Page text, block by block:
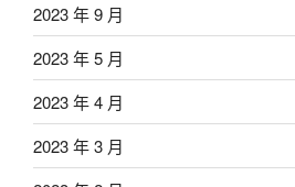
2023 年 9 月
2023 年 5 月
2023 年 4 月
2023 年 3 月